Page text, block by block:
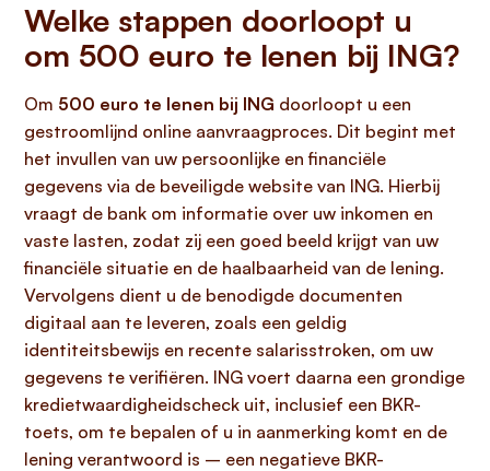
Welke stappen doorloopt u
om 500 euro te lenen bij ING?
Om 500 euro te lenen bij ING doorloopt u een
gestroomlijnd online aanvraagproces. Dit begint met
het invullen van uw persoonlijke en financiële
gegevens via de beveiligde website van ING. Hierbij
vraagt de bank om informatie over uw inkomen en
vaste lasten, zodat zij een goed beeld krijgt van uw
financiële situatie en de haalbaarheid van de lening.
Vervolgens dient u de benodigde documenten
digitaal aan te leveren, zoals een geldig
identiteitsbewijs en recente salarisstroken, om uw
gegevens te verifiëren. ING voert daarna een grondige
kredietwaardigheidscheck uit, inclusief een BKR-
toets, om te bepalen of u in aanmerking komt en de
lening verantwoord is – een negatieve BKR-